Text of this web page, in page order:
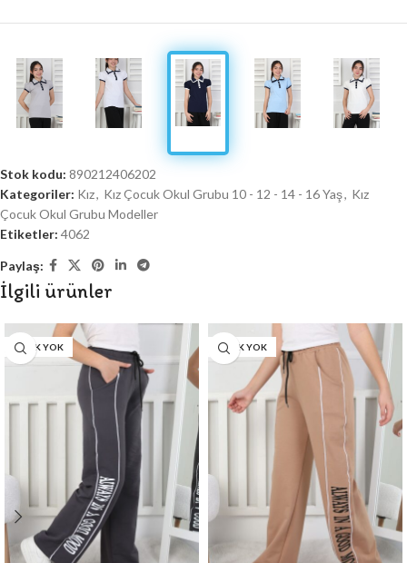
Stok kodu: 890212406202
Kategoriler: Kız, Kız Çocuk Okul Grubu 10 - 12 - 14 - 16 Yaş, Kız
Çocuk Okul Grubu Modeller
Etiketler: 4062
Paylaş:
İlgili ürünler
STOK YOK STOK YOK